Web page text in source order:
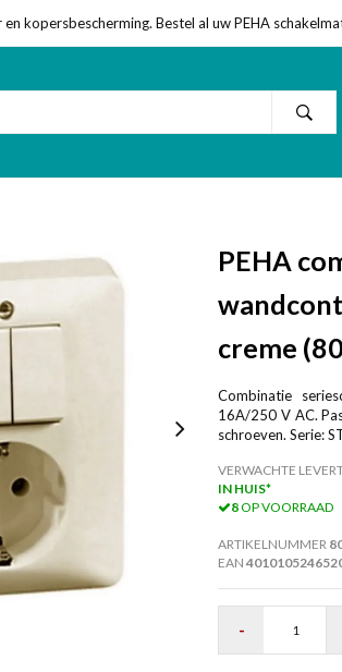
kopersbescherming. Bestel al uw PEHA
PEHA
creme
Combinatie
16A/250 V AC.
schroeven. Serie:
VERWACHTE
IN HUIS*
8OP VOORRAAD
ARTIKELNUMMER
EAN
-